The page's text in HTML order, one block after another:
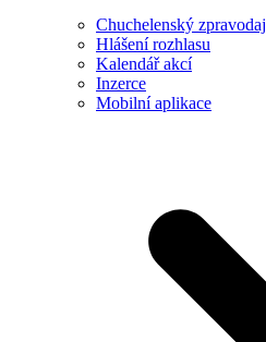
Chuchelenský zpravodaj
Hlášení rozhlasu
Kalendář akcí
Inzerce
Mobilní aplikace